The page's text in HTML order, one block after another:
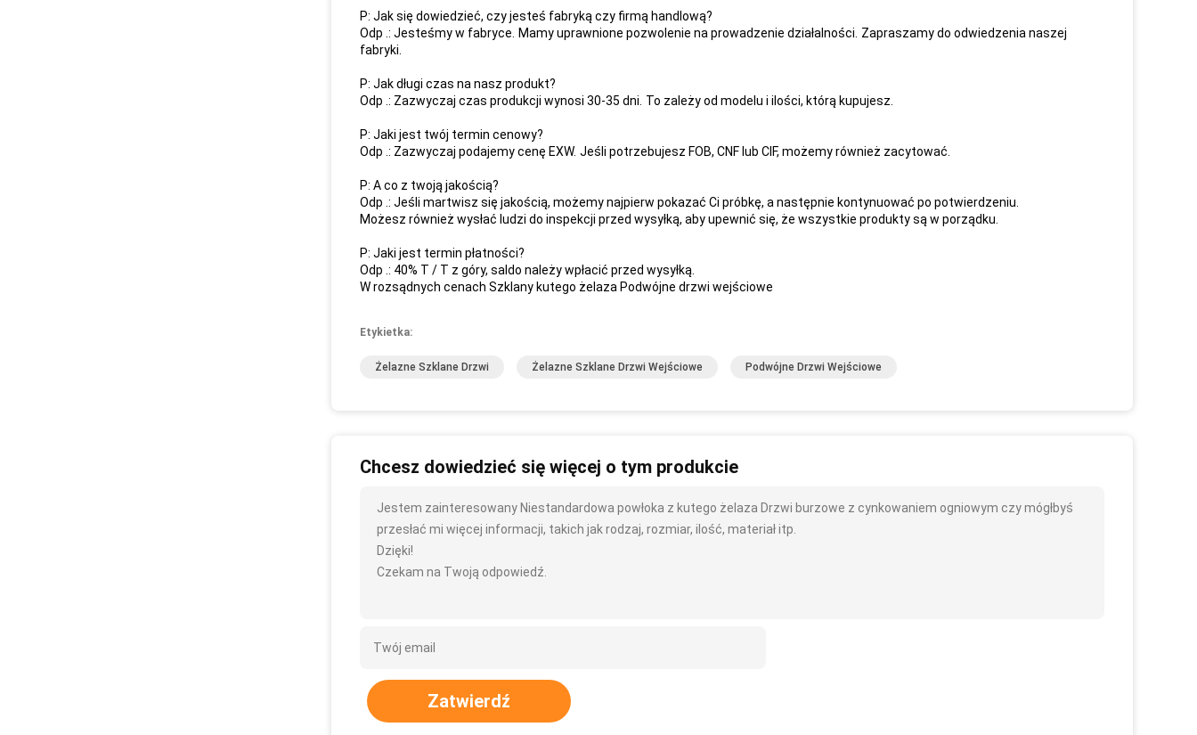
P: Jak się dowiedzieć, czy jesteś fabryką czy firmą handlową?
Odp .: Jesteśmy w fabryce.
Mamy uprawnione pozwolenie na prowadzenie działalności. Zapraszamy do odwiedzenia naszej
fabryki.
P: Jak długi czas na nasz produkt?
Odp .: Zazwyczaj czas produkcji wynosi 30-35 dni. To zależy od modelu i ilości, którą kupujesz.
P: Jaki jest twój termin cenowy?
Odp .: Zazwyczaj podajemy cenę EXW. Jeśli potrzebujesz FOB, CNF lub CIF, możemy również zacytować.
P: A co z twoją jakością?
Odp .: Jeśli martwisz się jakością, możemy najpierw pokazać Ci próbkę, a następnie kontynuować po potwierdzeniu.
Możesz również wysłać ludzi do inspekcji przed wysyłką, aby upewnić się, że wszystkie produkty są w porządku.
P: Jaki jest termin płatności?
Odp .: 40% T / T z góry, saldo należy wpłacić przed wysyłką.
W rozsądnych cenach Szklany kutego żelaza Podwójne drzwi wejściowe
Etykietka:
Żelazne Szklane Drzwi Żelazne Szklane Drzwi Wejściowe Podwójne Drzwi Wejściowe
Chcesz dowiedzieć się więcej o tym produkcie
Jestem zainteresowany Niestandardowa powłoka z kutego żelaza Drzwi burzowe z cynkowaniem ogniowym czy mógłbyś
przesłać mi więcej informacji, takich jak rodzaj, rozmiar, ilość, materiał itp.
Dzięki!
Czekam na Twoją odpowiedź.
Zatwierdź